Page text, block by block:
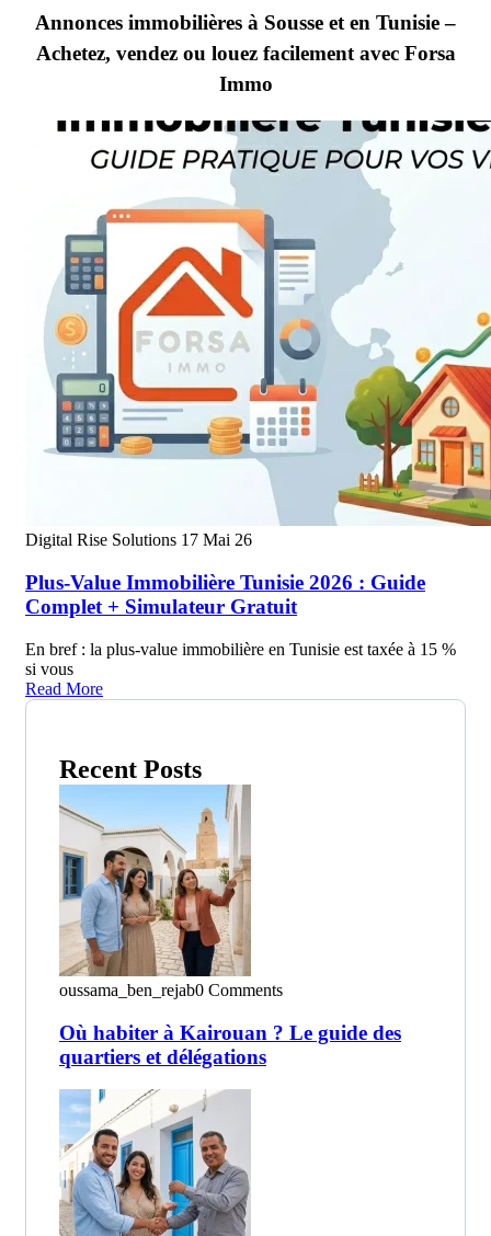
Annonces immobilières à Sousse et en Tunisie –
Achetez, vendez ou louez facilement avec Forsa
Immo
Digital Rise Solutions 17 Mai 26
Plus-Value Immobilière Tunisie 2026 : Guide
Complet + Simulateur Gratuit
En bref : la plus-value immobilière en Tunisie est taxée à 15 %
si vous
Read More
Recent Posts
oussama_ben_rejab0 Comments
Où habiter à Kairouan ? Le guide des
quartiers et délégations